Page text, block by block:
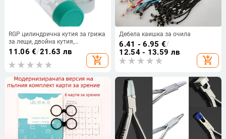
RGP цилиндрична кутия за грижа
за лещи, двойна кутия,
съвместима с OK лещи, модел M-
001
11.06 €/21.63 лв
add_shopping_cart
Дебела каишка за очила
6.41 - 6.95 €/
12.54 - 13.59 лв
add_shopping_cart